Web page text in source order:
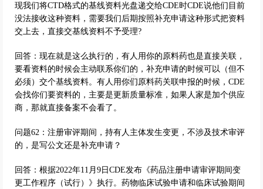
现我们将CTD格式的基线资料光盘递交给CDE时CDE说他们目前
没法接收这种资料，需要我们后期按照补充申请这种形式把资料
交上去，直接交基线资料不予受理?
回答：现在就是这么执行的，有人用你的原料药也是直接关联，
要看资料的时候会主动联系你们的，补充申请的时候可以（但不
必须）交个基线资料。有人用你们原料药关联申报的时候，CDE
会找你们要资料的，主要是更新质量标准，如果人家是加个供应
商，那就直接备案不会看了。
问题62：注册审评期间，持有人主体发生变更，不涉及技术审评
的，是写公文还是补充申请？
回答：根据2022年11月9日CDE发布《药品注册申请审评期间变
更工作程序（试行）》执行。药物临床试验申请和临床试验期间